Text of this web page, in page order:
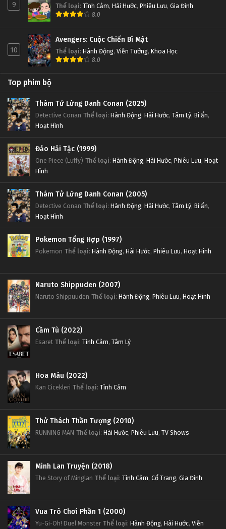
9 Thể loại: Tình Cảm, Hài Hước, Phiêu Lưu, Gia Đình
8.0
10
Avengers: Cuộc Chiến Bí Mật
Thể loại: Hành Động, Viễn Tưởng, Khoa Học
8.0
Top phim bộ
Thám Tử Lừng Danh Conan (2025)
Detective Conan Thể loại: Hành Động, Hài Hước, Tâm Lý, Bí ẩn,
Hoạt Hình
Đảo Hải Tặc (1999)
One Piece (Luffy) Thể loại: Hành Động, Hài Hước, Phiêu Lưu, Hoạt
Hình
Thám Tử Lừng Danh Conan (2005)
Detective Conan Thể loại: Hành Động, Hài Hước, Tâm Lý, Bí ẩn,
Hoạt Hình
Pokemon Tổng Hợp (1997)
Pokemon Thể loại: Hành Động, Hài Hước, Phiêu Lưu, Hoạt Hình
Naruto Shippuden (2007)
Naruto Shippuuden Thể loại: Hành Động, Phiêu Lưu, Hoạt Hình
Cầm Tù (2022)
Esaret Thể loại: Tình Cảm, Tâm Lý
Hoa Máu (2022)
Kan Cicekleri Thể loại: Tình Cảm
Thử Thách Thần Tượng (2010)
RUNNING MAN Thể loại: Hài Hước, Phiêu Lưu, TV Shows
Minh Lan Truyện (2018)
The Story of Minglan Thể loại: Tình Cảm, Cổ Trang, Gia Đình
Vua Trò Chơi Phần 1 (2000)
Yu-Gi-Oh! Duel Monster Thể loại: Hành Động, Hài Hước, Viễn